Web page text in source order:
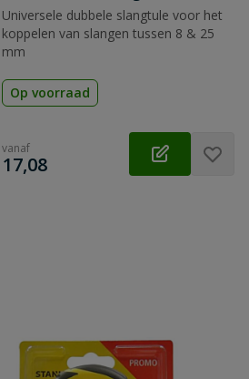
Universele dubbele slangtule voor het
koppelen van slangen tussen 8 & 25
mm
Op voorraad
vanaf
€
17,08